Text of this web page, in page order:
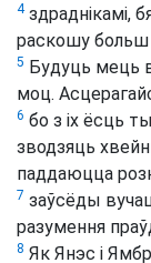
4здраднікамі,
раскошу больш
5 Будуць мець
моц.
6 бо з іх ёсць
зводзяць
паддаюцца
7 заўсёды
разумення
8 Як Янэс і